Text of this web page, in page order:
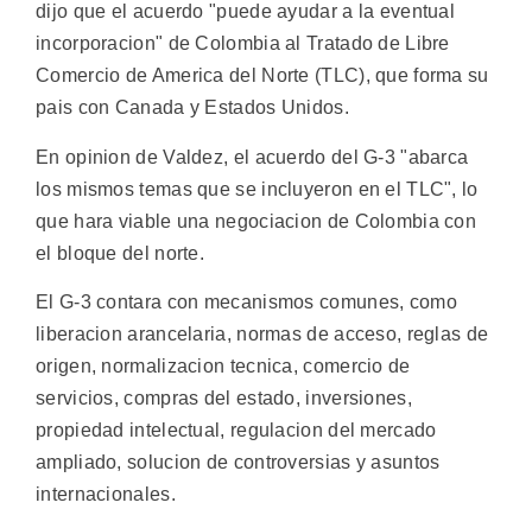
dijo que el acuerdo "puede ayudar a la eventual
incorporacion" de Colombia al Tratado de Libre
Comercio de America del Norte (TLC), que forma su
pais con Canada y Estados Unidos.
En opinion de Valdez, el acuerdo del G-3 "abarca
los mismos temas que se incluyeron en el TLC", lo
que hara viable una negociacion de Colombia con
el bloque del norte.
El G-3 contara con mecanismos comunes, como
liberacion arancelaria, normas de acceso, reglas de
origen, normalizacion tecnica, comercio de
servicios, compras del estado, inversiones,
propiedad intelectual, regulacion del mercado
ampliado, solucion de controversias y asuntos
internacionales.